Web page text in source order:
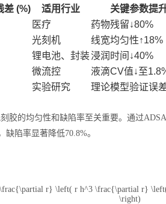
差 (%) 适用行业
关键参数提
医疗
药物残留↓80%
光刻机
线宽均匀性↑18%
锂电池、封装浸润时间↓40%
微流控
液滴CV值↓至
实验研究 理论模型验证误
胶的均匀性和缺陷率至关重要。通过
陷率显著降低70.8%。
r} \left( r h^3 \frac{\partial r}
\right)